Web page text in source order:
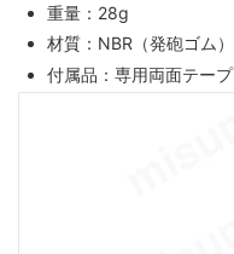
重量：28g
材質：NBR（発砲ゴム）
付属品：専用両面テープ